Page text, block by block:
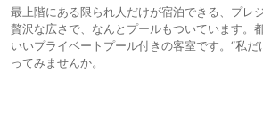
最上階にある限られ人だけが宿泊できる、プレ
贅沢な広さで、なんとプールもついています。
いいプライベートプール付きの客室です。“私だ
ってみませんか。